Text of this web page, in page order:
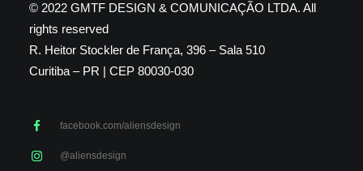
© 2022 GMTF DESIGN & COMUNICAÇÃO LTDA. All
rights reserved
R. Heitor Stockler de França, 396 – Sala 510
Curitiba – PR | CEP 80030-030
facebook.com/aliensdesign
@aliensdesign